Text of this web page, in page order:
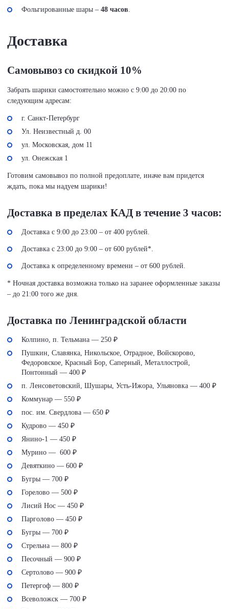
Фольгированные шары – 48 часов
Доставка
Самовывоз со скидкой 10%
Забрать шарики самостоятельно можно с 9:00 до 20:00 по
следующим адресам:
г. Санкт-Петербург
Ул. Неизвестный д. 00
ул. Московская, дом 11
ул. Онежская 1
Готовим самовывоз по полной предоплате, иначе вам придется
ждать, пока мы надуем шарики!
Доставка в пределах КАД в течение 3 часов:
Доставка с 9:00 до 23:00 – от 400 рублей.
Доставка с 23:00 до 9:00 – от 600 рублей*.
Доставка к определенному времени – от 600 рублей.
* Ночная доставка возможна только на заранее оформленные заказы
– до 21:00 того же дня.
Доставка по Ленинградской области
Колпино, п. Тельмана — 250 ₽
Пушкин, Славянка, Никольское, Отрадное, Войскорово,
Федоровское, Красный Бор, Саперный, Металлострой,
Понтонный — 400 ₽
п. Ленсоветовский, Шушары, Усть-Ижора, Ульяновка — 400 ₽
Коммунар — 550 ₽
пос. им. Свердлова — 650 ₽
Кудрово — 450 ₽
Янино-1 — 450 ₽
Мурино — 600 ₽
Девяткино — 600 ₽
Бугры — 700 ₽
Горелово — 500 ₽
Лисий Нос — 450 ₽
Парголово — 450 ₽
Бугры — 700 ₽
Стрельна — 800 ₽
Песочный — 900 ₽
Сертолово — 900 ₽
Петергоф — 800 ₽
Всеволожск — 700 ₽